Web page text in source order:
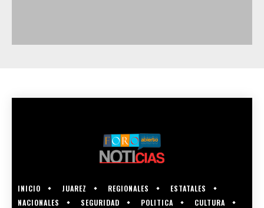
INICIO JUAREZ REGIONALES
ESTATALES
NACIONALES
SEGURIDAD POLITICA
CULTURA